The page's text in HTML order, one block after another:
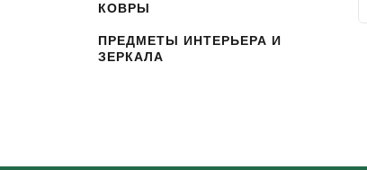
КОВРЫ
ПРЕДМЕТЫ ИНТЕРЬЕРА И
ЗЕРКАЛА